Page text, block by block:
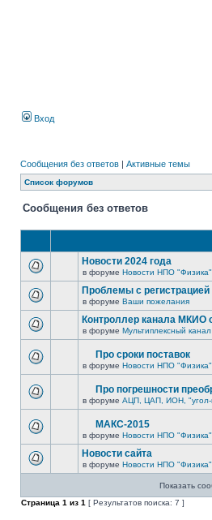
Вход
Сообщения без ответов | Активные темы
Список форумов
Сообщения без ответов
Новости 2024 года
в форуме Новости НПО "Физика"
Проблемы с регистрацией
в форуме Ваши пожелания
Контроллер канала МКИО
в форуме Мультиплексный
Про сроки поставок
в форуме Новости НПО "Физика"
Про погрешности
в форуме АЦП, ЦАП, ИОН, "угол-
МАКС-2015
в форуме Новости НПО "Физика"
Новости сайта
в форуме Новости НПО "Физика"
Показать
Страница 1 из 1 [ Результатов поиска: 7 ]